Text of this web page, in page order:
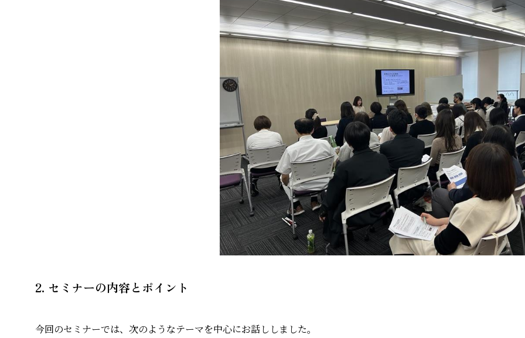
2. セミナーの内容とポイント
今回のセミナーでは、次のようなテーマを中心にお話ししました。